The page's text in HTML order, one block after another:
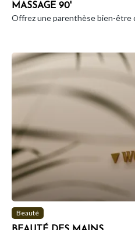
MASSAGE 90'
Offrez une parenthèse bien-être
Beauté